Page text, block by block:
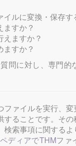
ルに変換・保存す
ますか？
えますか？
ますか？
問に対し、専門的
ァイルを実行、
ることです。そ
索事項に関する
ディアでTHMファ